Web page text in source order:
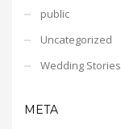
public
Uncategorized
Wedding Stories
META